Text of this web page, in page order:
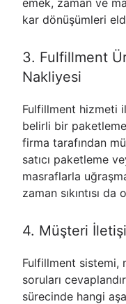
emek, zaman ve
kar dönüşümleri
3. Fulfillment
Nakliyesi
Fulfillment hizmeti
belirli bir
firma tarafından
satıcı paketleme
masraflarla
zaman sıkıntısı da
4. Müşteri
Fulfillment sistemi,
soruları
sürecinde hangi